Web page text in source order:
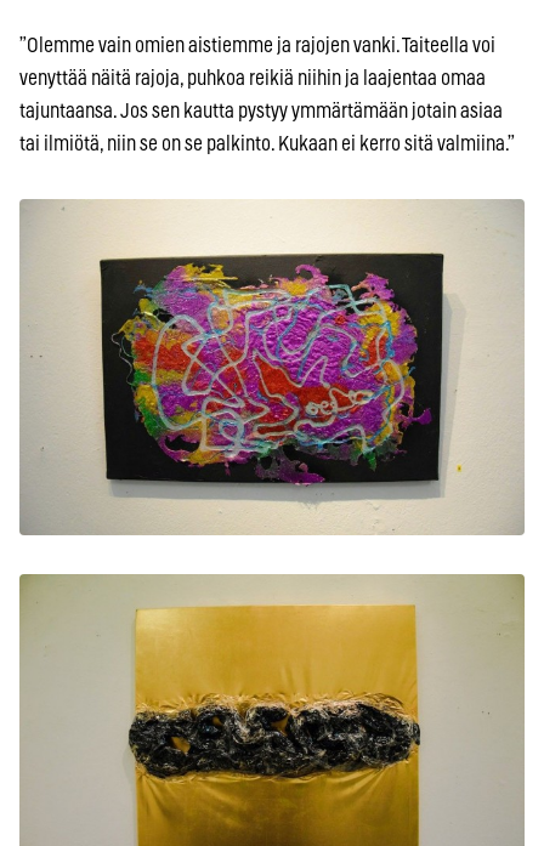
”Olemme vain omien aistiemme ja rajojen vanki. Taiteella voi
venyttää näitä rajoja, puhkoa reikiä niihin ja laajentaa omaa
tajuntaansa. Jos sen kautta pystyy ymmärtämään jotain asiaa
tai ilmiötä, niin se on se palkinto. Kukaan ei kerro sitä valmiina.”